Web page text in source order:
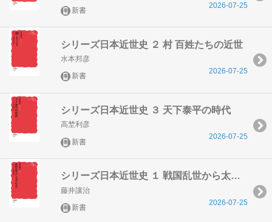
新書
2026-07-25
シリーズ日本近世史 ２ 村 百姓たちの近世
水本邦彦
新書
2026-07-25
シリーズ日本近世史 ３ 天下泰平の時代
高埜利彦
新書
2026-07-25
シリーズ日本近世史 １ 戦国乱世から太平の世へ
藤井讓治
新書
2026-07-25